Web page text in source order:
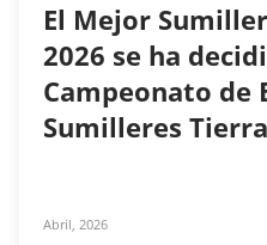
El Mejor
2026 se ha
Campeonato de
Sumilleres
Abril, 2026